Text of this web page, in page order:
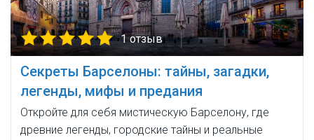
1 отзыв
Секреты Барселоны: тайны, загадки,
легенды, мифы и предания
Откройте для себя мистическую Барселону, где
древние легенды, городские тайны и реальные